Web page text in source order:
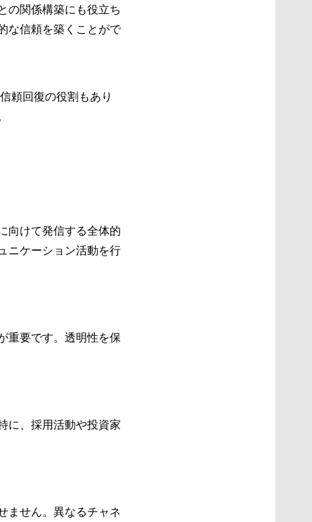
の関係構築にも役立ち
な信頼を築くことがで
頼回復の役割もあり
向けて発信する全体的
ニケーション活動を行
重要です。透明性を保
に、採用活動や投資家
ません。異なるチャネ